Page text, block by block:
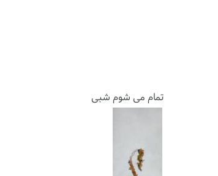
تمام می شوم شبی